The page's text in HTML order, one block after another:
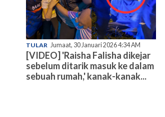
TULAR Jumaat, 30 Januari 2026 4:34 AM
[VIDEO] 'Raisha Falisha dikejar
sebelum ditarik masuk ke dalam
sebuah rumah,' kanak-kanak...